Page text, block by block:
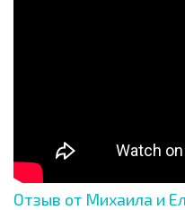
Отзыв от Михаила и